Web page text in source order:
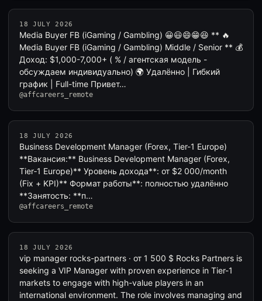
18 JULY 2026
Media Buyer FB (iGaming / Gambling) 😀😃😄😁😆 ** 🔥
Media Buyer FB (iGaming / Gambling) Middle / Senior ** 💰
Доход: $1,000-7,000+ ( % / агентская модель -
обсуждаем индивидуально) 🌍 Удалённо | Гибкий
график | Full-time Привет…
@affcareers_remote
18 JULY 2026
Business Development Manager (Forex, Tier-1 Europe)
**Вакансия:** Business Development Manager (Forex,
Tier‑1 Europe)** Уровень дохода**: от $2 000/month
(Fix + KPI)** Формат работы**: полностью удалённо
**Занятость: **п…
@affcareers_remote
18 JULY 2026
vip manager rocks-partners · от 1 500 $ Rocks Partners is
seeking a VIP Manager with proven experience in Tier-1
markets to engage with high-value players in an
international environment. The role involves managing and